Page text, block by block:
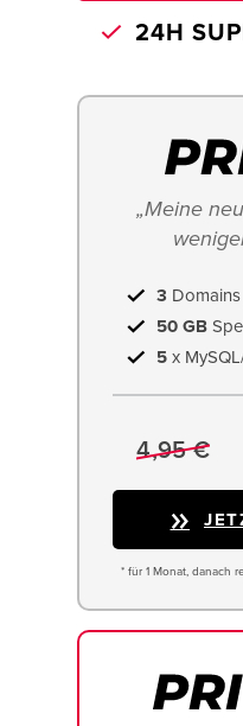
24H
„Meine
3
50 GB
5 x
4,95 €
* für 1 Monat, danach